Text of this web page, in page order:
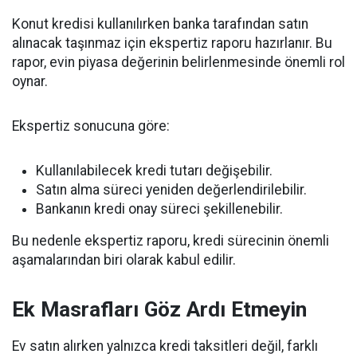
Konut kredisi kullanılırken banka tarafından satın
alınacak taşınmaz için ekspertiz raporu hazırlanır. Bu
rapor, evin piyasa değerinin belirlenmesinde önemli rol
oynar.
Ekspertiz sonucuna göre:
Kullanılabilecek kredi tutarı değişebilir.
Satın alma süreci yeniden değerlendirilebilir.
Bankanın kredi onay süreci şekillenebilir.
Bu nedenle ekspertiz raporu, kredi sürecinin önemli
aşamalarından biri olarak kabul edilir.
Ek Masrafları Göz Ardı Etmeyin
Ev satın alırken yalnızca kredi taksitleri değil, farklı